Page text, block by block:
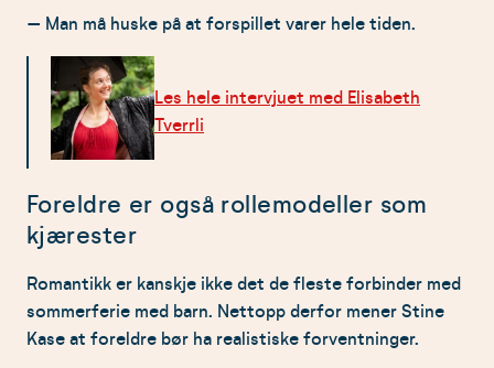
– Man må huske på at forspillet varer hele tiden.
Les hele intervjuet med Elisabeth
Tverrli
Foreldre er også rollemodeller som
kjærester
Romantikk er kanskje ikke det de fleste forbinder med
sommerferie med barn. Nettopp derfor mener Stine
Kase at foreldre bør ha realistiske forventninger.